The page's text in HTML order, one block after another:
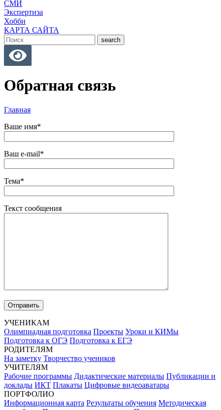
СМИ
Экспертиза
Хобби
КАРТА САЙТА
search
Обратная связь
Главная
Ваше имя*
Ваш e-mail*
Тема*
Текст сообщения
УЧЕНИКАМ
Олимпиадная подготовка Проекты Уроки и КИМы
Подготовка к ОГЭ Подготовка к ЕГЭ
РОДИТЕЛЯМ
На заметку Творчество учеников
УЧИТЕЛЯМ
Рабочие программы Дидактические материалы Публикации и
доклады ИКТ Плакаты Цифровые видеоаватары
ПОРТФОЛИО
Информационная карта Результаты обучения Методическая